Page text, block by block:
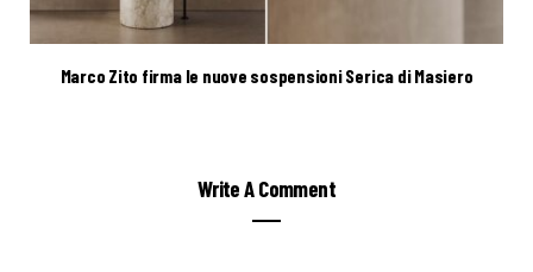
Marco Zito firma le nuove sospensioni Serica di Masiero
Write A Comment